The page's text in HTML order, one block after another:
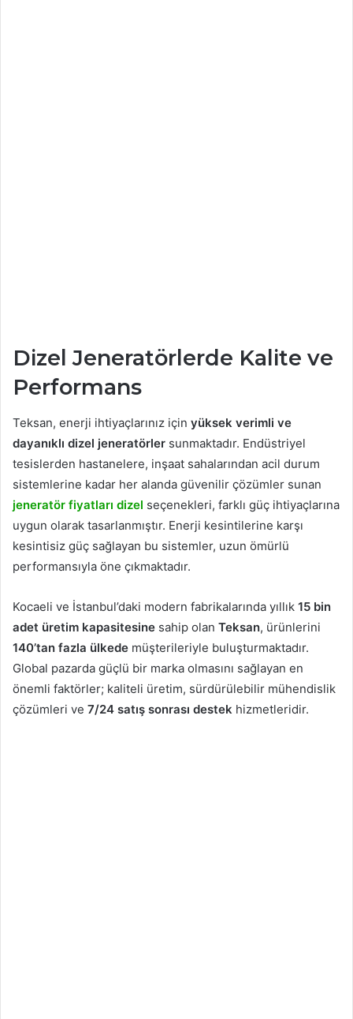
Dizel Jeneratörlerde Kalite ve
Performans
Teksan, enerji ihtiyaçlarınız için yüksek verimli ve
dayanıklı dizel jeneratörler sunmaktadır. Endüstriyel
tesislerden hastanelere, inşaat sahalarından acil durum
sistemlerine kadar her alanda güvenilir çözümler sunan
jeneratör fiyatları dizel seçenekleri, farklı güç ihtiyaçlarına
uygun olarak tasarlanmıştır. Enerji kesintilerine karşı
kesintisiz güç sağlayan bu sistemler, uzun ömürlü
performansıyla öne çıkmaktadır.
Kocaeli ve İstanbul’daki modern fabrikalarında yıllık 15 bin
adet üretim kapasitesine sahip olan Teksan, ürünlerini
140’tan fazla ülkede müşterileriyle buluşturmaktadır.
Global pazarda güçlü bir marka olmasını sağlayan en
önemli faktörler; kaliteli üretim, sürdürülebilir mühendislik
çözümleri ve 7/24 satış sonrası destek hizmetleridir.